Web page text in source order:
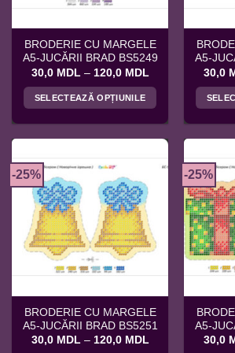
pagina
produsului.
BRODERIE CU MARGELE
A5-JUCĂRII BRAD BS5249
30,0 MDL – 120,0 MDL
prețuri:
până
la
SELECTEAZĂ OPȚIUNILE
mai
multe
variații.
Opțiunile
pot
fi
alese
pagina
produsului.
A5-
30,0
-25%
BRODERIE CU MARGELE
A5-JUCĂRII BRAD BS5251
30,0 MDL – 120,0 MDLInterval
-25%
A5-
30,0